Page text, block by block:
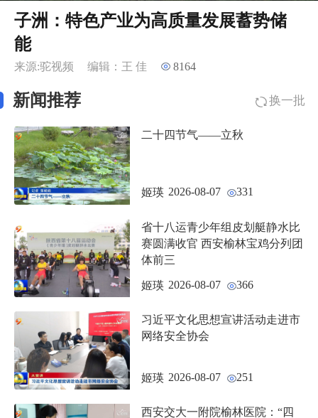
子洲：特色产业为高质量发展蓄势储
能
来源:驼视频 编辑：王 佳 8164
新闻推荐 换一批
二十四节气——立秋
姬瑛 2026-08-07 331
省十八运青少年组皮划艇静水比
赛圆满收官 西安榆林宝鸡分列团
体前三
姬瑛 2026-08-07 366
习近平文化思想宣讲活动走进市
网络安全协会
姬瑛 2026-08-07 251
西安交大一附院榆林医院：“四